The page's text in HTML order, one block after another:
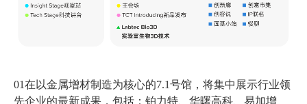
01在以金属增材制造为核心的7.1号馆，将集中展示行业领
先企业的最新成果，包括：铂力特、华曙高科、易加增